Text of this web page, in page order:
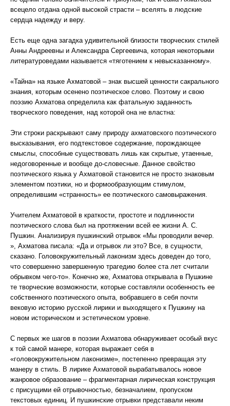
всецело отдана одной высокой страсти – вселять в людские
сердца надежду и веру.
Есть еще одна загадка удивительной близости творческих стилей
Анны Андреевны и Александра Сергеевича, которая некоторыми
литературоведами называется «тяготением к невысказанному».
«Тайна» на языке Ахматовой – знак высшей ценности сакрального
знания, которым осенено поэтическое слово. Поэтому и свою
поэзию Ахматова определила как фатальную заданность
творческого поведения, над которой она не властна:
Эти строки раскрывают саму природу ахматовского поэтического
высказывания, его подтекстовое содержание, порождающее
смыслы, способные существовать лишь как скрытые, утаенные,
недоговоренные и вообще до-словесные. Данное свойство
поэтического языка у Ахматовой становится не просто знаковым
элементом поэтики, но и формообразующим стимулом,
определившим «странность» ее поэтического самовыражения.
Учителем Ахматовой в краткости, простоте и подлинности
поэтического слова был на протяжении всей ее жизни А. С.
Пушкин. Анализируя пушкинский отрывок «Мы проводили вечер.
», Ахматова писала: «Да и отрывок ли это? Все, в сущности,
сказано. Головокружительный лаконизм здесь доведен до того,
что совершенно завершенную трагедию более ста лет считали
обрывком чего-то». Конечно же, Ахматова открывала в Пушкине
те творческие возможности, которые составляли особенность ее
собственного поэтического опыта, вобравшего в себя почти
вековую историю русской лирики и выходящего к Пушкину на
новом историческом и эстетическом уровне.
С первых же шагов в поэзии Ахматова обнаруживает особый вкус
к той самой манере, которая выражает себя в
«головокружительном лаконизме», постепенно превращая эту
манеру в стиль. В лирике Ахматовой вырабатывалось новое
жанровое образование – фрагментарная лирическая конструкция
с присущими ей отрывочностью, безначалием, пропуском
текстовых единиц. И пушкинские отрывки представали неким